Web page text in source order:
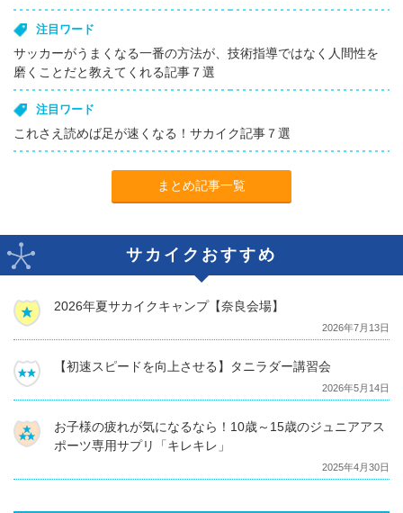
注目ワード
サッカーがうまくなる一番の方法が、技術指導ではなく人間性を
磨くことだと教えてくれる記事７選
注目ワード
これさえ読めば足が速くなる！サカイク記事７選
まとめ記事一覧
サカイクおすすめ
2026年夏サカイクキャンプ【奈良会場】
2026年7月13日
【初速スピードを向上させる】タニラダー講習会
2026年5月14日
お子様の疲れが気になるなら！10歳～15歳のジュニアアス
ポーツ専用サプリ「キレキレ」
2025年4月30日